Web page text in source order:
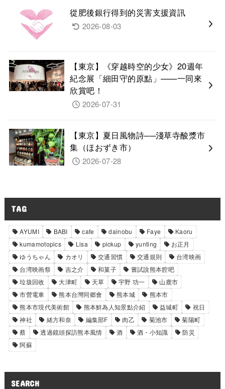
從肥後銀行得到的災害支援資訊
2026-08-03
【東京】《穿越時空的少女》20週年
紀念展「細田守的原點」——一同來
欣賞吧！
2026-07-31
【東京】夏日風物詩──淺草寺酸漿市
集（ほおずき市）
2026-07-28
TAG
AYUMI BABI cafe dainobu Faye
Kaoru
kumamotopics
Lisa pickup yunting
お正月
ゆうちゃん
カオリ 交通習慣 交通規則
台湾映画
台湾映画祭
吉之介 和菓子
嘗試說熊本腔吧
垃圾回收
大津町 天草 宇野 功一
山鹿市
市營電車
熊本台灣同郷會 熊本城
熊本市
熊本市現代美術館
熊本鮮為人知景點介紹 益城町
祝日
神社
緒方和奈 編集部F 肉乙 菊池市
菊陽町
蔡
透過鏡頭探訪熊本風情 酒 酒・小知識
防災
阿蘇
SEARCH